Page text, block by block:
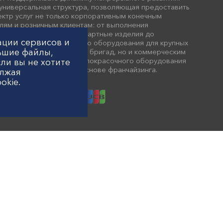
структура, позволяющая предоставить
услуг не только корпоративным конечным
и розничным клиентам: от выполнения
заказов на нестандартные изделия до
поставок покрасочного оборудования для крупных
ремонтно-отделочных бригад, но и коммерческим
от готовых отделов покрасочного оборудования
партнерства на основе франчайзинга.
сервисов и
файлы,
вы не хотите